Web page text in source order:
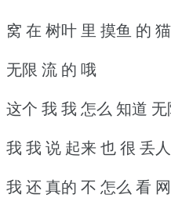
窝 在 树叶 里 摸鱼 的
无限 流 的 哦
这个 我 我 怎么 知道
我 我 说 起来 也 很 丢人
我 还 真的 不 怎么 看